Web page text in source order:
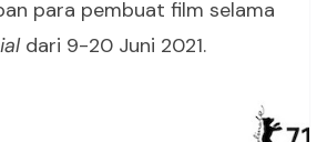
para pembuat film selama
dari 9-20 Juni 2021.